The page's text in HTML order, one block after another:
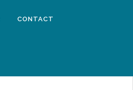
CONTACT